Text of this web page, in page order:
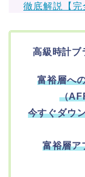
徹底解説【完
高級時計ブ
富裕層へ
（
今すぐダウ
富裕層ア